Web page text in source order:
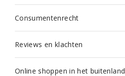
Consumentenrecht
Reviews en klachten
Online shoppen in het buitenland